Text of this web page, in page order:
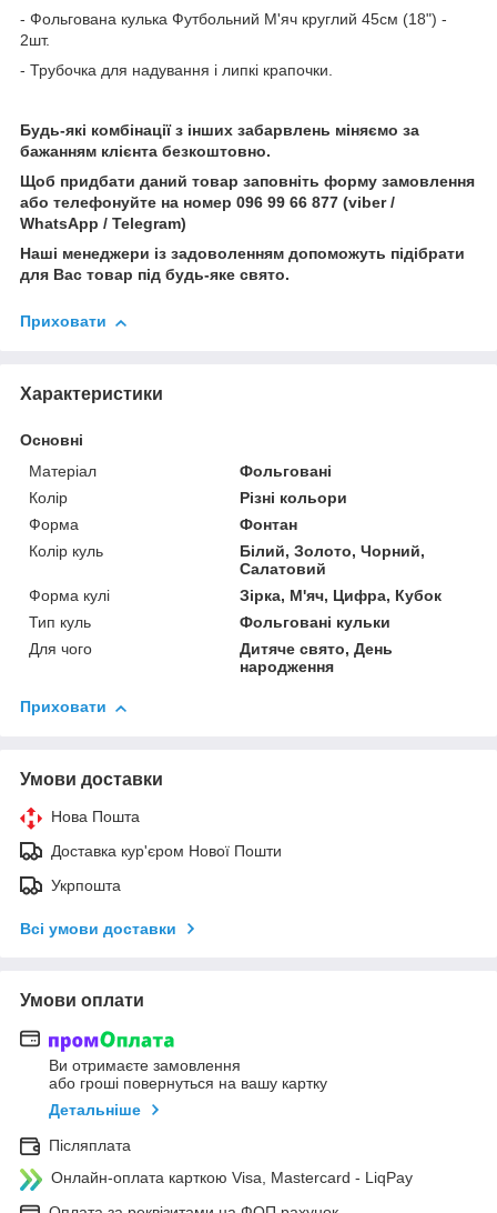
- Фольгована кулька Футбольний М'яч круглий 45см (18") -
2шт.
- Трубочка для надування і липкі крапочки.
Будь-які комбінації з інших забарвлень міняємо за
бажанням клієнта безкоштовно.
Щоб придбати даний товар заповніть форму замовлення
або телефонуйте на номер 096 99 66 877 (viber /
WhatsApp / Telegram)
Наші менеджери із задоволенням допоможуть підібрати
для Вас товар під будь-яке свято.
Приховати
Характеристики
Основні
Матеріал
Фольговані
Колір
Різні кольори
Форма
Фонтан
Колір куль
Білий, Золото, Чорний,
Салатовий
Форма кулі
Зірка, М'яч, Цифра, Кубок
Тип куль
Фольговані кульки
Для чого
Дитяче свято, День
народження
Приховати
Умови доставки
Нова Пошта
Доставка кур'єром Нової Пошти
Укрпошта
Всі умови доставки
Умови оплати
Ви отримаєте замовлення
або гроші повернуться на вашу картку
Детальніше
Післяплата
Онлайн-оплата карткою Visa, Mastercard - LiqPay